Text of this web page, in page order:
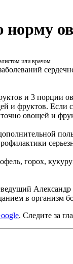
или врачом
и 3 порции
фруктов. Если
овощей и
горох,
в организм
. Следите за